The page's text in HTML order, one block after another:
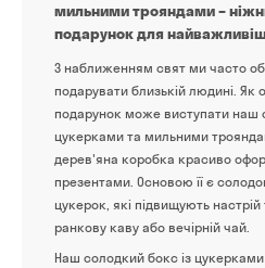
мильними трояндами –
подарунок для
З наближенням свят ми часто
подарувати близькій людині.
подарунок може виступати наш
цукерками та мильними
дерев'яна коробка красиво
презентами. Основою її є
цукерок, які підвищують
ранкову каву або вечірній чай.
Наш солодкий бокс із